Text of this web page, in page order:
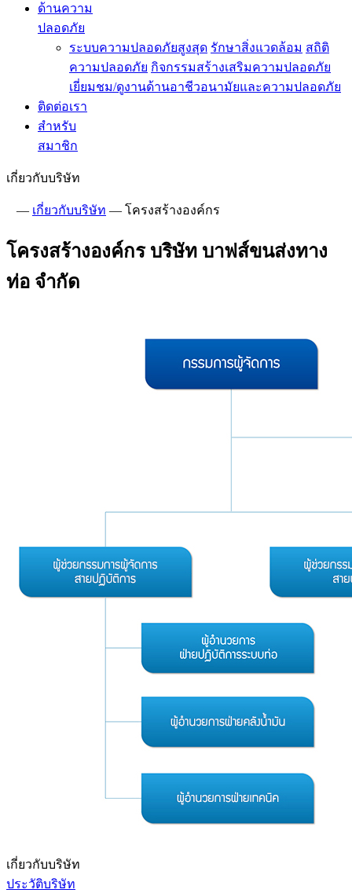
ด้านความ
ปลอดภัย
ระบบความปลอดภัยสูงสุด รักษาสิ่งแวดล้อม สถิติ
ความปลอดภัย กิจกรรมสร้างเสริมความปลอดภัย
เยี่ยมชม/ดูงานด้านอาชีวอนามัยและความปลอดภัย
ติดต่อเรา
สำหรับ
สมาชิก
เกี่ยวกับบริษัท
— เกี่ยวกับบริษัท — โครงสร้างองค์กร
โครงสร้างองค์กร บริษัท บาฟส์ขนส่งทาง
ท่อ จำกัด
เกี่ยวกับบริษัท
ประวัติบริษัท